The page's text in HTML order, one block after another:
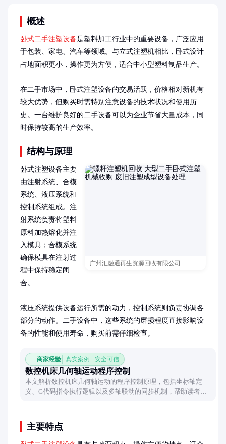
概述
卧式二手注塑设备是塑料加工行业中的重要设备，广泛应用
于包装、家电、汽车等领域。与立式注塑机相比，卧式设计
占地面积更小，操作更为方便，适合中小型塑料制品生产。
在二手市场中，卧式注塑设备的交易活跃，价格相对新机有
较大优势，但购买时需特别注意设备的技术状况和使用历
史。一台维护良好的二手设备可以为企业节省大量成本，同
时保持较高的生产效率。
结构与原理
广州汇融通再生资源回收有限公司
卧式注塑设备主要
由注射系统、合模
系统、液压系统和
控制系统组成。注
射系统负责将塑料
原料加热熔化并注
入模具；合模系统
确保模具在注射过
程中保持稳定闭
合。
液压系统提供设备运行所需的动力，控制系统则负责协调各
部分的动作。二手设备中，这些系统的磨损程度直接影响设
备的性能和使用寿命，购买前需仔细检查。
商家经验 真实案例 · 安全可信
数控机床几何轴运动程序控制
本文解析数控机床几何轴运动的程序控制原理，包括坐标轴定
义、G代码指令执行逻辑以及多轴联动的同步机制，帮助读者理
主要特点